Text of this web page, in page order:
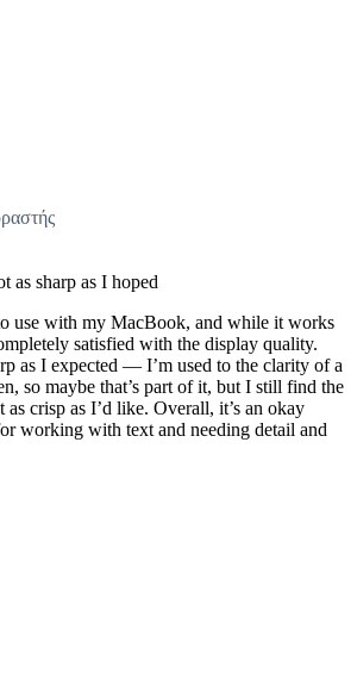
as sharp as I hoped
use with my MacBook, and while it works
satisfied with the display quality.
as I expected — I’m used to the clarity of a
so maybe that’s part of it, but I still find the
crisp as I’d like. Overall, it’s an okay
working with text and needing detail and